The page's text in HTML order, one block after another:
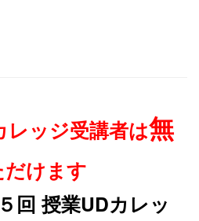
レッジ受講者は無
けます
回 授業UDカレッ